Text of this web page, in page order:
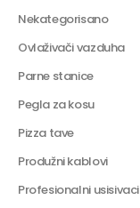
Nekategorisano
Ovlaživači vazduha
Parne stanice
Pegla za kosu
Pizza tave
Produžni kablovi
Profesionalni usisivaci